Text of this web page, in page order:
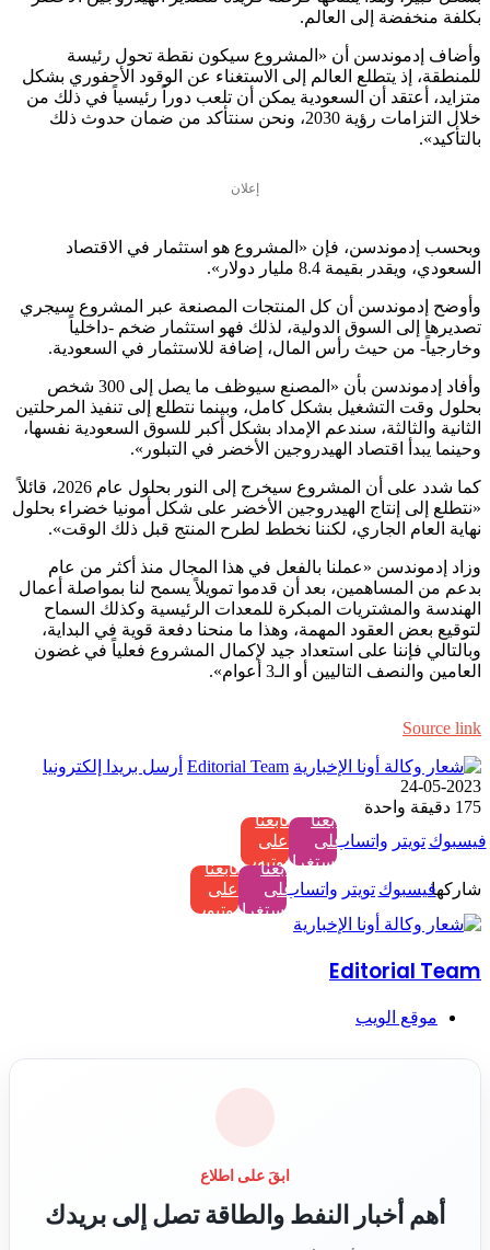
بكلفة منخفضة إلى العالم.
وأضاف إدموندسن أن « المشروع سيكون نقطة تحول رئيسة
للمنطقة، إذ يتطلع العالم إلى الاستغناء عن الوقود الأحفوري بشكل
متزايد، أعتقد أن السعودية يمكن أن تلعب دوراً رئيسياً في ذلك من
خلال التزامات رؤية 2030، ونحن سنتأكد من ضمان حدوث ذلك
بالتأكيد».
إعلان
وبحسب إدموندسن، فإن «المشروع هو استثمار في الاقتصاد
السعودي، ويقدر بقيمة 8.4 مليار دولار».
وأوضح إدموندسن أ ن كل المنتجات المصنعة عبر المشروع سيجري
تصديرها إلى السوق الدولية، لذلك فهو استثمار ضخم -داخلياً
وخارجياً- من حيث رأس المال، إضافة للاستثمار في السعودية.
وأفاد إدموندسن
بأن «المصنع سيوظف ما يصل إلى 300 شخص
بحلول وقت التشغيل بشكل كامل، وبينما نتطلع إلى تنفيذ المرحلتين
الثانية والثالثة، سندعم الإمداد بشكل أكبر للسوق السعودية نفسها،
وحينما يبدأ اقتصاد الهيدروجين الأخضر في التبلور».
كما شدد على أن المشروع سيخرج إلى النور
بحلول عام 2026، قائلاً
«نتطلع إلى إنتاج الهيدروجين الأخضر على شكل أمونيا خضراء بحلول
نهاية العام الجاري، لكننا نخطط لطرح المنتج قبل ذلك الوقت».
وزاد إدموندسن «عملنا بالفعل في هذا المجال منذ أكثر من عام
بدعم من المساهمين، بعد أن قدموا تمويلاً يسمح لنا بمواصلة أعمال
الهندسة والمشتريات المبكرة للمعدات الرئيسية وكذلك السماح
لتوقيع بعض العقود المهمة، وهذا ما منحنا دفعة قوية في البداية،
وبالتالي فإننا على استعداد جيد لإكمال المشروع فعلياً في غضون
العامين والنصف التاليين أو الـ3 أعوام».
Source link
Editorial Team أرسل بريدا إلكترونيا
2023-05-24
175 دقيقة واحدة
فيسبوك تويتر واتساب
تابعنا
على
إنستغرام
تابعنا
على
يوتيوب
شاركهافيسبوك تويتر واتساب
تابعنا
على
إنستغرام
تابعنا
على
يوتيوب
Editorial Team
موقع الويب
ابقَ على اطلاع
أهم أخبار النفط والطاقة تصل إلى بريدك